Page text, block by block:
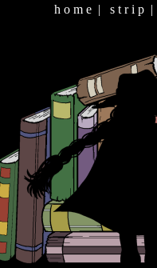
h o m e | s t r i p |